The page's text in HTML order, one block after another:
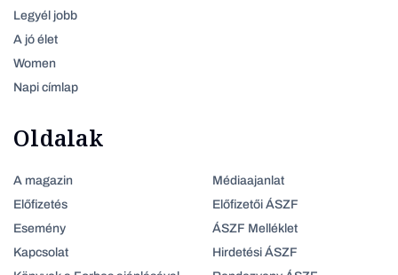
Legyél jobb
A jó élet
Women
Napi címlap
Oldalak
A magazin
Előfizetés
Esemény
Kapcsolat
Médiaajanlat
Előfizetői ÁSZF
ÁSZF Melléklet
Hirdetési ÁSZF